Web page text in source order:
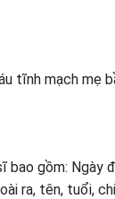
tĩnh mạch mẹ
gồm: Ngày
ra, tên, tuổi,